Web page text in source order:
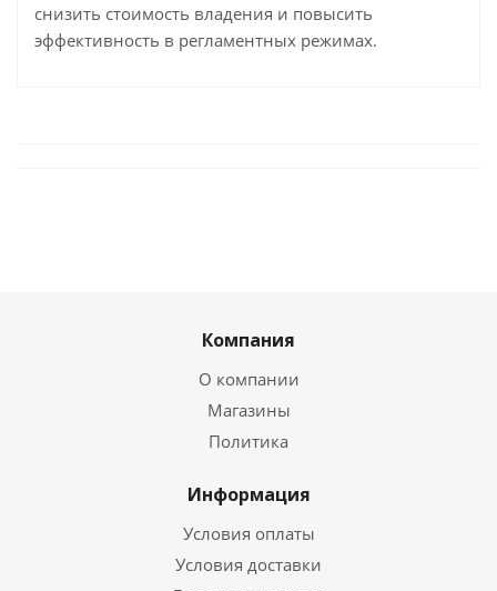
снизить стоимость владения и повысить
эффективность в регламентных режимах.
Компания
О компании
Магазины
Политика
Информация
Условия оплаты
Условия доставки